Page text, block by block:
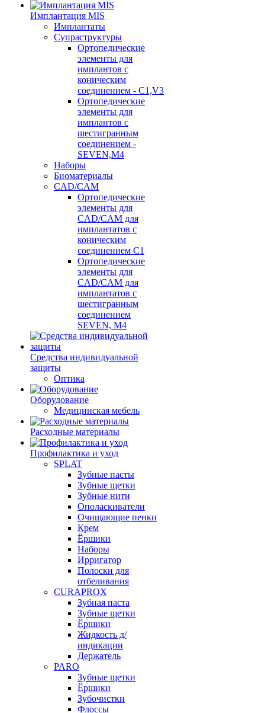
Имплантация MIS
Имплантаты
Супраструктуры
Ортопедические
элементы для
имплантов с
коническим
соединением - C1,V3
Ортопедические
элементы для
имплантов с
шестигранным
соединением -
SEVEN,M4
Наборы
Биоматериалы
CAD/CAM
Ортопедические
элементы для
CAD/CAM для
имплантатов с
коническим
соединением С1
Ортопедические
элементы для
CAD/CAM для
имплантатов с
шестигранным
соединением
SEVEN, М4
Средства индивидуальной
защиты
Оптика
Оборудование
Медицинская мебель
Расходные материалы
Профилактика и уход
SPLAT
Зубные пасты
Зубные щетки
Зубные нити
Ополаскиватели
Очищающие пенки
Крем
Ёршики
Наборы
Ирригатор
Полоски для
отбеливания
CURAPROX
Зубная паста
Зубные щетки
Ёршики
Жидкость д/
индикации
Держатель
PARO
Зубные щетки
Ёршики
Зубочистки
Флоссы